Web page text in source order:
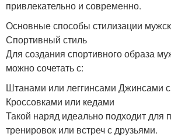
привлекательно и современно.
Основные способы стилизации
Спортивный стиль
Для создания спортивного образа
можно сочетать с:
Штанами или леггинсами Джинсами
Кроссовками или кедами
Такой наряд идеально подходит для
тренировок или встреч с друзьями.